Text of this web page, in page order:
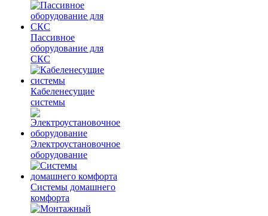
Пассивное
оборудование для
СКС
Кабеленесущие
системы
Электроустановочное
оборудование
Системы домашнего
комфорта